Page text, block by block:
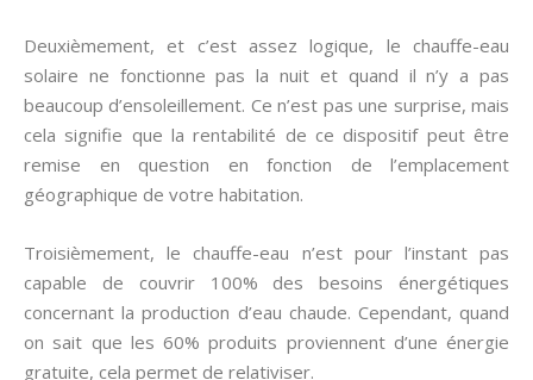
Deuxièmement, et c’est assez logique, le chauffe-eau
solaire ne fonctionne pas la nuit et quand il n’y a pas
beaucoup d’ensoleillement. Ce n’est pas une surprise, mais
cela signifie que la rentabilité de ce dispositif peut être
remise en question en fonction de l’emplacement
géographique de votre habitation.
Troisièmement, le chauffe-eau n’est pour l’instant pas
capable de couvrir 100% des besoins énergétiques
concernant la production d’eau chaude. Cependant, quand
on sait que les 60% produits proviennent d’une énergie
gratuite, cela permet de relativiser.